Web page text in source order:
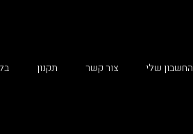
החשבון שלי צור קשר תקנון